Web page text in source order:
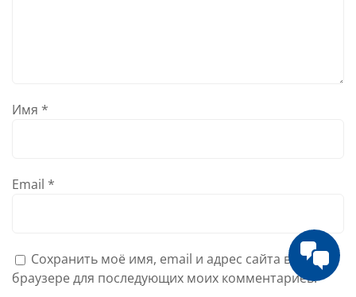
Имя *
Email *
Сохранить моё имя, email и адрес сайта в этом
браузере для последующих моих комментариев.